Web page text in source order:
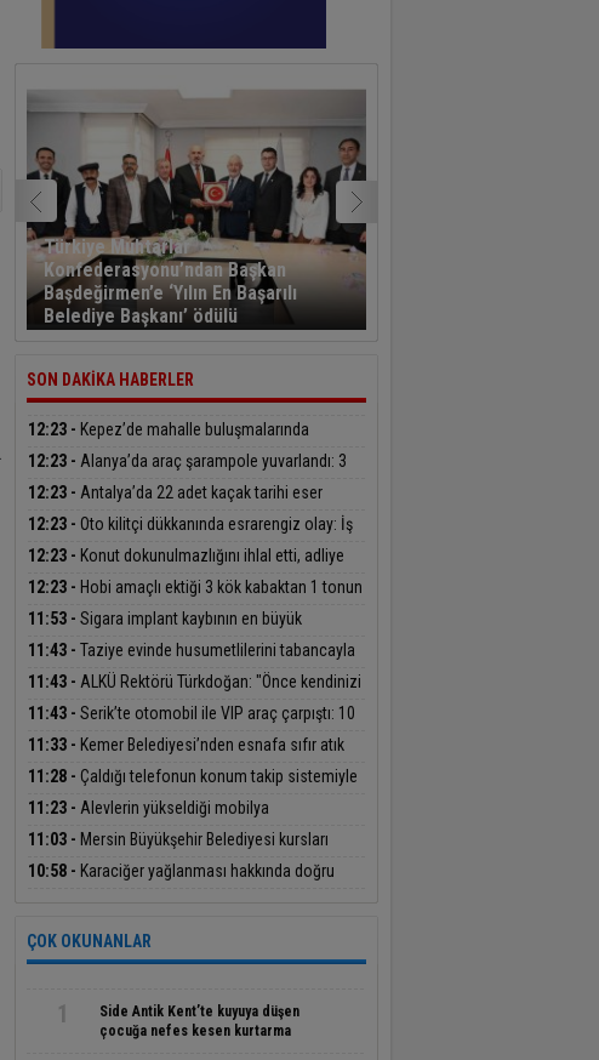
Türkiye Muhtarlar
Konfederasyonu’ndan Başkan
Başdeğirmen’e ‘Yılın En Başarılı
Belediye Başkanı’ ödülü
SON DAKİKA HABERLER
12:23 - Kepez’de mahalle buluşmalarında
çocuklar hem öğrenip hem eğlendiler
12:23 - Alanya’da araç şarampole yuvarlandı: 3
yaralı
12:23 - Antalya’da 22 adet kaçak tarihi eser
yakalandı
12:23 - Oto kilitçi dükkanında esrarengiz olay: İş
yeri sahibi ve genç kadın ölü bulundu
12:23 - Konut dokunulmazlığını ihlal etti, adliye
bahçesine 10 fidan dikti
12:23 - Hobi amaçlı ektiği 3 kök kabaktan 1 tonun
üzerinde ürün aldı
11:53 - Sigara implant kaybının en büyük
nedenlerinden biri
11:43 - Taziye evinde husumetlilerini tabancayla
kovaladı
11:43 - ALKÜ Rektörü Türkdoğan: "Önce kendinizi
keşfedin, sonra bölüm seçin"
11:43 - Serik’te otomobil ile VIP araç çarpıştı: 10
kişi yaralandı
11:33 - Kemer Belediyesi’nden esnafa sıfır atık
bilgilendirmesi
11:28 - Çaldığı telefonun konum takip sistemiyle
yakalanıp tutuklandı
11:23 - Alevlerin yükseldiği mobilya
mağazasında yaşanan yangın apartmanda
paniğe neden oldu
11:03 - Mersin Büyükşehir Belediyesi kursları
LGS’de başarı getirdi
10:58 - Karaciğer yağlanması hakkında doğru
ÇOK OKUNANLAR
1
Side Antik Kent’te kuyuya düşen
çocuğa nefes kesen kurtarma